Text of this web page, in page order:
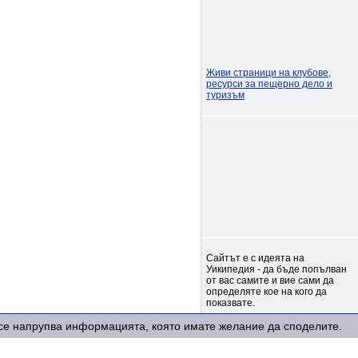
Живи страници на клубове,
ресурси за пещерно дело и
туризъм
Сайтът е с идеята на
Уикипедия - да бъде попълван
от вас самите и вие сами да
определяте кое на кого да
показвате.
напрупва информацията, която имате желание да споделите.